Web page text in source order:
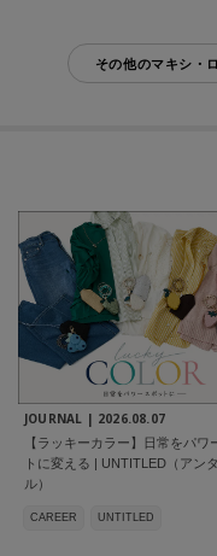
その他のマキシ・
JOURNAL | 2026.08.07
【ラッキーカラー】日常をパワ
トに変える | UNTITLED（アン
ル）
CAREER UNTITLED